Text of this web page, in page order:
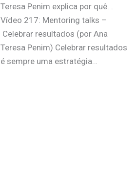
Teresa Penim explica por quê. .
Vídeo 217: Mentoring talks –
Celebrar resultados (por Ana
Teresa Penim) Celebrar resultados
é sempre uma estratégia…